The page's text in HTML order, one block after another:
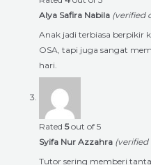
Alya Safira Nabila (verified
Anak jadi terbiasa berpikir
OSA, tapi juga sangat
hari.
Rated 5out of 5
Syifa Nur Azzahra
Tutor sering memberi